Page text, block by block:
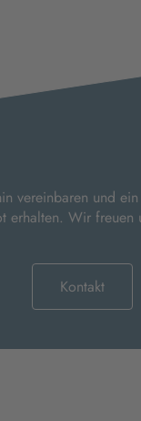
vereinbaren und
erhalten. Wir freuen
Kontakt